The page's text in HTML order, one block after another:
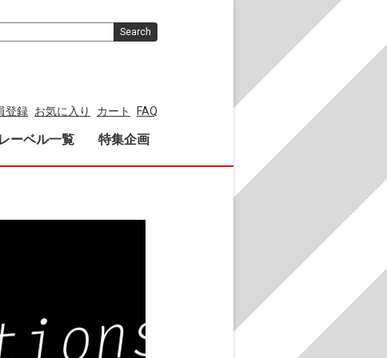
登録 お気に入り カート FAQ
レーベル一覧 特集企画
Search